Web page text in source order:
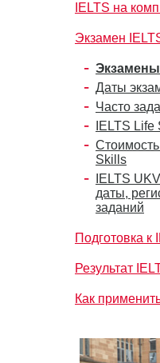
IELTS на
Экзамен
Экзамены
Даты
Часто
IELTS Life
Skills
IELTS
даты,
заданий
Подготовка к
Результат
Как